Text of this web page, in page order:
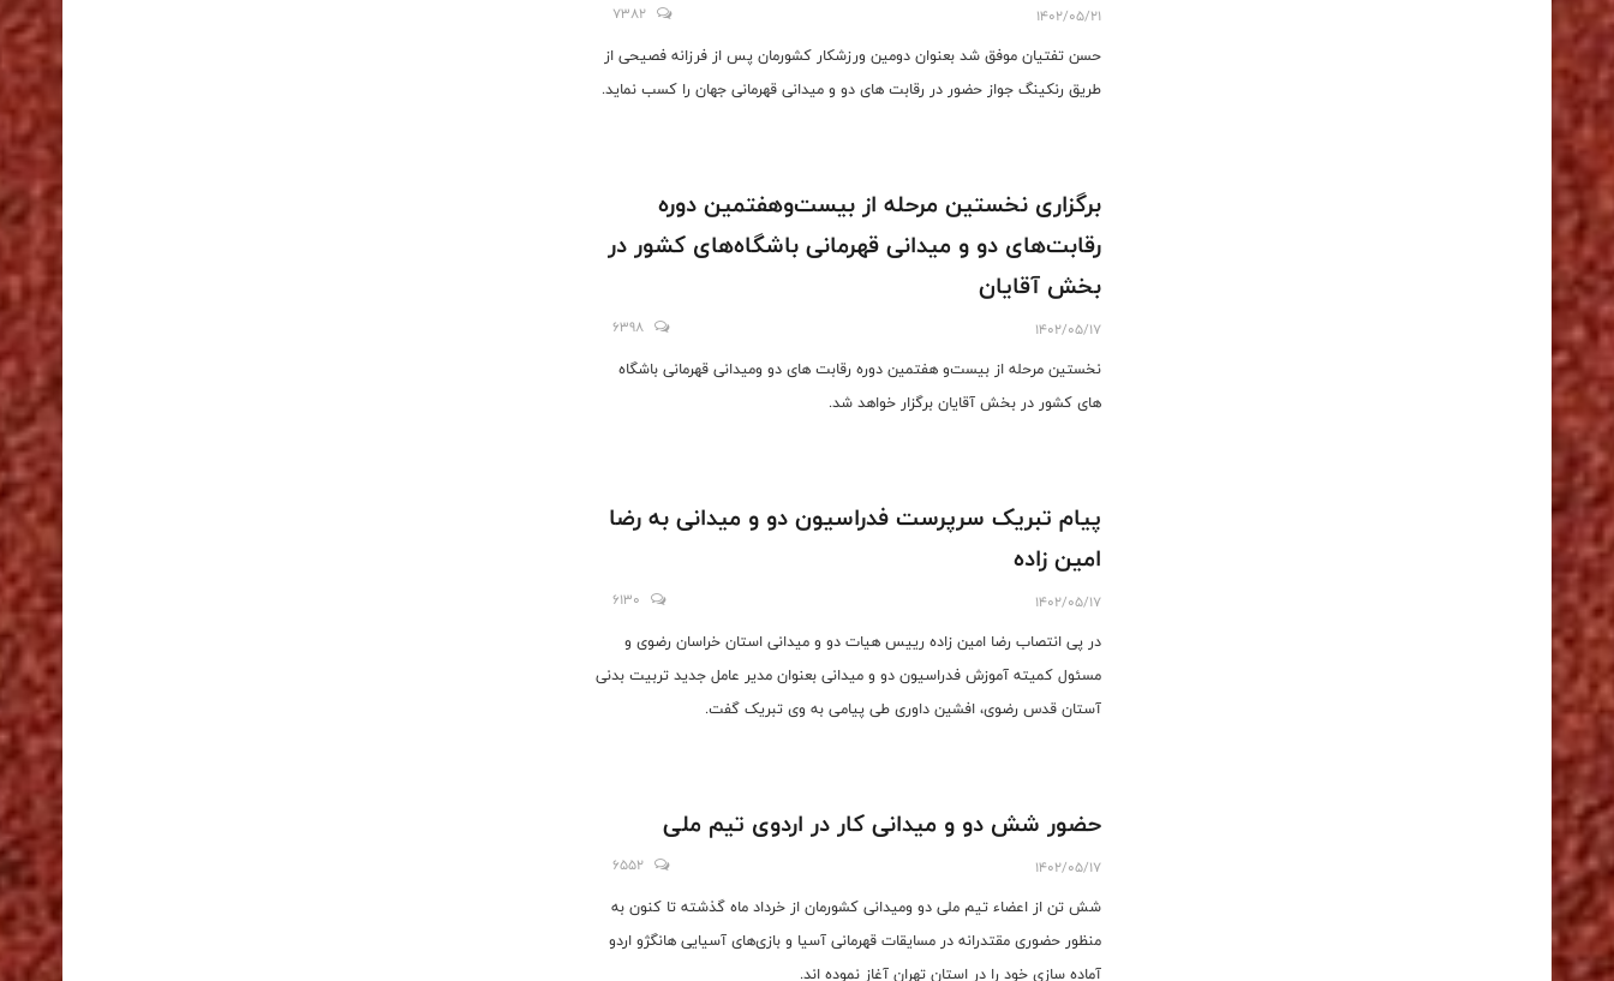
1402/05/21
7382
حسن تفتیان موفق شد بعنوان دومین ورزشکار کشورمان پس از فرزانه فصیحی از
طریق رنکینگ جواز حضور در رقابت های دو و میدانی قهرمانی جهان را کسب نماید.
برگزاری نخستین مرحله از بیست‌وهفتمین دوره
رقابت‌های دو و میدانی قهرمانی باشگاه‌های کشور در
بخش آقایان
1402/05/17
6398
نخستین مرحله از بیست‌و هفتمین دوره رقابت های دو و‌میدانی قهرمانی باشگاه
های کشور در بخش آقایان برگزار خواهد شد.
پیام تبریک سرپرست فدراسیون دو و میدانی به رضا
امین زاده
1402/05/17
6130
در پی انتصاب رضا امین زاده رییس هیات دو و میدانی استان خراسان رضوی و
مسئول کمیته آموزش فدراسیون دو و میدانی بعنوان مدیر عامل جدید تربیت بدنی
آستان قدس رضوی، افشین داوری طی پیامی به وی تبریک گفت.
حضور شش دو و میدانی کار در اردوی تیم ملی
1402/05/17
6552
شش تن از اعضاء تیم ملی دو ومیدانی کشورمان از خرداد ماه گذشته تا کنون به
منظور حضوری مقتدرانه در مسایقات قهرمانی آسیا و بازی‌های آسیایی هانگژو اردو
آماده سازی خود را در استان تهران آغاز نموده اند.